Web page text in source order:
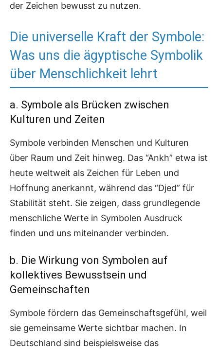
der Zeichen bewusst zu nutzen.
Die universelle Kraft der Symbole:
Was uns die ägyptische Symbolik
über Menschlichkeit lehrt
a. Symbole als Brücken zwischen
Kulturen und Zeiten
Symbole verbinden Menschen und Kulturen
über Raum und Zeit hinweg. Das “Ankh” etwa ist
heute weltweit als Zeichen für Leben und
Hoffnung anerkannt, während das “Djed” für
Stabilität steht. Sie zeigen, dass grundlegende
menschliche Werte in Symbolen Ausdruck
finden und uns miteinander verbinden.
b. Die Wirkung von Symbolen auf
kollektives Bewusstsein und
Gemeinschaften
Symbole fördern das Gemeinschaftsgefühl, weil
sie gemeinsame Werte sichtbar machen. In
Deutschland sind beispielsweise das